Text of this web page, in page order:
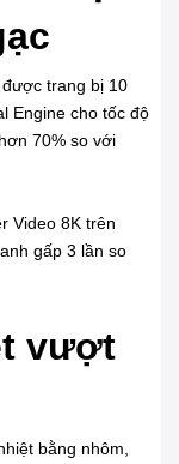
trang bị 10
Engine cho tốc độ
70% so với
Video 8K trên
gấp 3 lần so
vượt
bằng nhôm,